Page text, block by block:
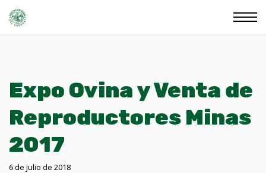
Expo Ovina y Venta de
Reproductores Minas
2017
6 de julio de 2018